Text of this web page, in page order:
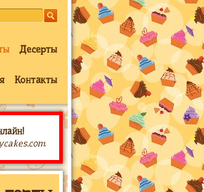
Десерты
Контакты